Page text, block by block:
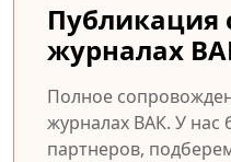
Публикация
журналах
Полное
журналах ВАК. У нас
партнеров,